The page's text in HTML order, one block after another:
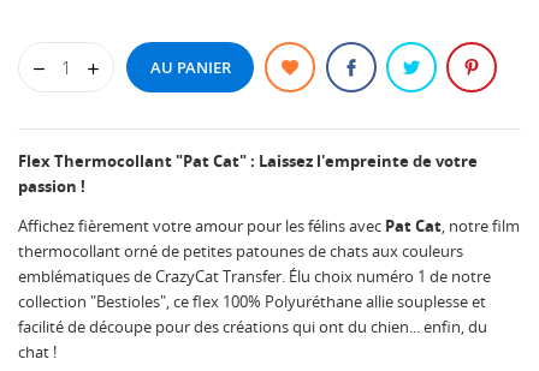
AU PANIER
Flex Thermocollant "Pat Cat" : Laissez l'empreinte de votre
passion !
Affichez fièrement votre amour pour les félins avec Pat Cat, notre film
thermocollant orné de petites patounes de chats aux couleurs
emblématiques de CrazyCat Transfer. Élu choix numéro 1 de notre
collection "Bestioles", ce flex 100% Polyuréthane allie souplesse et
facilité de découpe pour des créations qui ont du chien... enfin, du
chat !